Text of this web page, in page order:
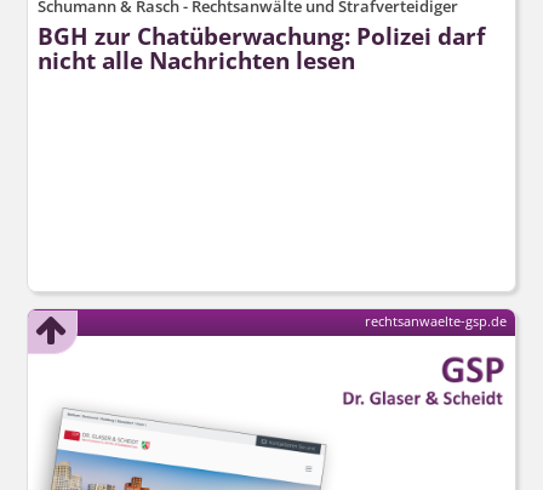
Schumann & Rasch - Rechtsanwälte und Strafverteidiger
BGH zur Chatüberwachung: Polizei darf
nicht alle Nachrichten lesen
rechtsanwaelte-gsp.de